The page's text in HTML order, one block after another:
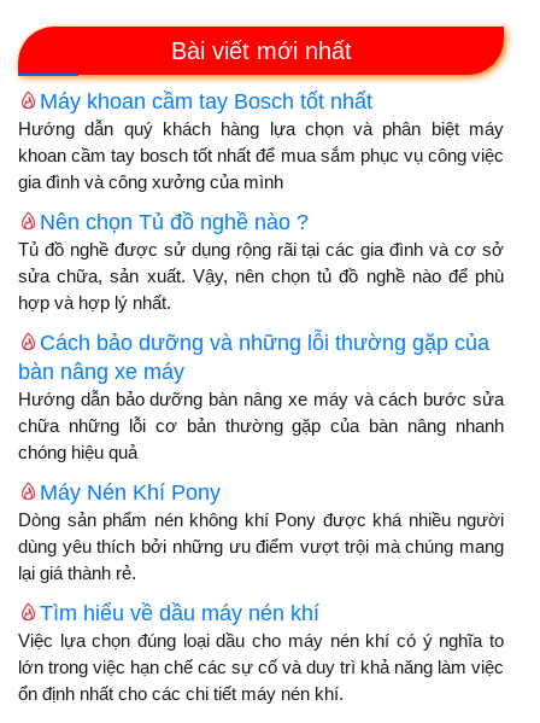
Bài viết mới nhất
Máy khoan cầm tay Bosch tốt nhất
Hướng dẫn quý khách hàng lựa chọn và phân biệt máy
khoan cầm tay bosch tốt nhất để mua sắm phục vụ công việc
gia đình và công xưởng của mình
Nên chọn Tủ đồ nghề nào ?
Tủ đồ nghề được sử dụng rộng rãi tại các gia đình và cơ sở
sửa chữa, sản xuất. Vậy, nên chọn tủ đồ nghề nào để phù
hợp và hợp lý nhất.
Cách bảo dưỡng và những lỗi thường gặp của
bàn nâng xe máy
Hướng dẫn bảo dưỡng bàn nâng xe máy và cách bước sửa
chữa những lỗi cơ bản thường gặp của bàn nâng nhanh
chóng hiệu quả
Máy Nén Khí Pony
Dòng sản phẩm nén không khí Pony được khá nhiều người
dùng yêu thích bởi những ưu điểm vượt trội mà chúng mang
lại giá thành rẻ.
Tìm hiểu về dầu máy nén khí
Việc lựa chọn đúng loại dầu cho máy nén khí có ý nghĩa to
lớn trong việc hạn chế các sự cố và duy trì khả năng làm việc
ổn định nhất cho các chi tiết máy nén khí.